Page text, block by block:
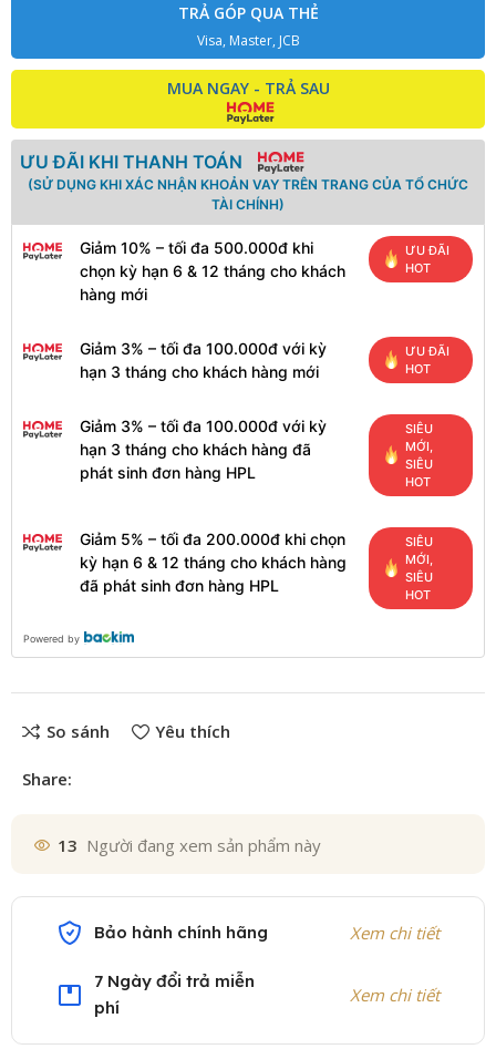
TRẢ GÓP QUA THẺ
Visa, Master, JCB
MUA NGAY - TRẢ SAU
ƯU ĐÃI KHI THANH TOÁN
(SỬ DỤNG KHI XÁC NHẬN KHOẢN VAY TRÊN TRANG CỦA TỔ CHỨC
TÀI CHÍNH)
Giảm 10% – tối đa 500.000đ khi
chọn kỳ hạn 6 & 12 tháng cho khách
hàng mới
ƯU ĐÃI
HOT
Giảm 3% – tối đa 100.000đ với kỳ
hạn 3 tháng cho khách hàng mới
ƯU ĐÃI
HOT
Giảm 3% – tối đa 100.000đ với kỳ
hạn 3 tháng cho khách hàng đã
phát sinh đơn hàng HPL
SIÊU
MỚI,
SIÊU
HOT
Giảm 5% – tối đa 200.000đ khi chọn
kỳ hạn 6 & 12 tháng cho khách hàng
đã phát sinh đơn hàng HPL
SIÊU
MỚI,
SIÊU
HOT
Powered by
So sánh Yêu thích
Share:
13 Người đang xem sản phẩm này
Bảo hành chính hãng Xem chi tiết
7 Ngày đổi trả miễn
phí
Xem chi tiết